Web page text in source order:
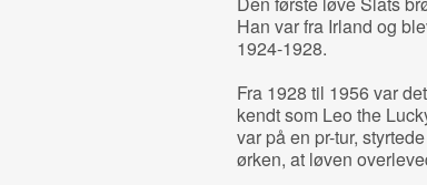
Han var fra Irland og
1924-1928.
Fra 1928 til 1956 var
kendt som Leo the
var på en pr-tur,
ørken, at løven